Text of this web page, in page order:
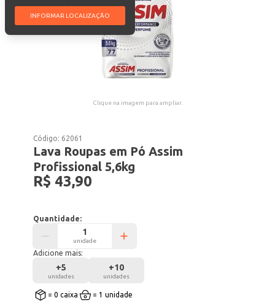
INFORMAR LOCALIZAÇÃO
Clique na imagem para ampliar.
Código: 62061
Lava Roupas em Pó Assim
Profissional 5,6kg
R$ 43,90
Quantidade:
unidade
Adicione mais:
+5
unidades
+10
unidades
= 0 caixa = 1 unidade